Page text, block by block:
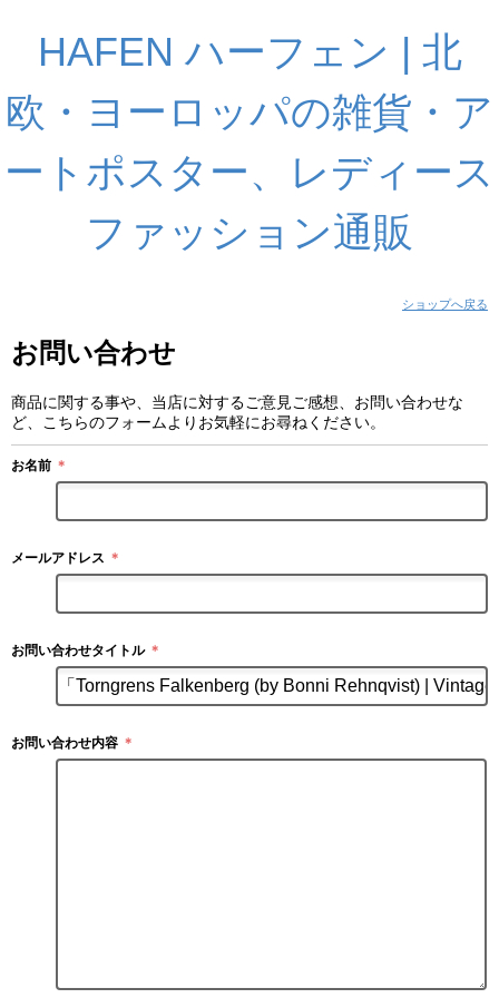
HAFEN ハーフェン | 北
欧・ヨーロッパの雑貨・ア
ートポスター、レディース
ファッション通販
ショップへ戻る
お問い合わせ
商品に関する事や、当店に対するご意見ご感想、お問い合わせな
ど、こちらのフォームよりお気軽にお尋ねください。
お名前 ＊
メールアドレス ＊
お問い合わせタイトル ＊
お問い合わせ内容 ＊